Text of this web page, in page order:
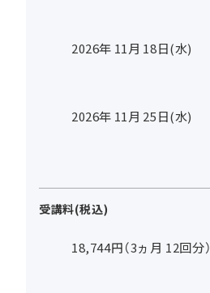
2026年 11月 18日(水)
2026年 11月 25日(水)
受講料(税込)
18,744円（3ヵ月 12回分）